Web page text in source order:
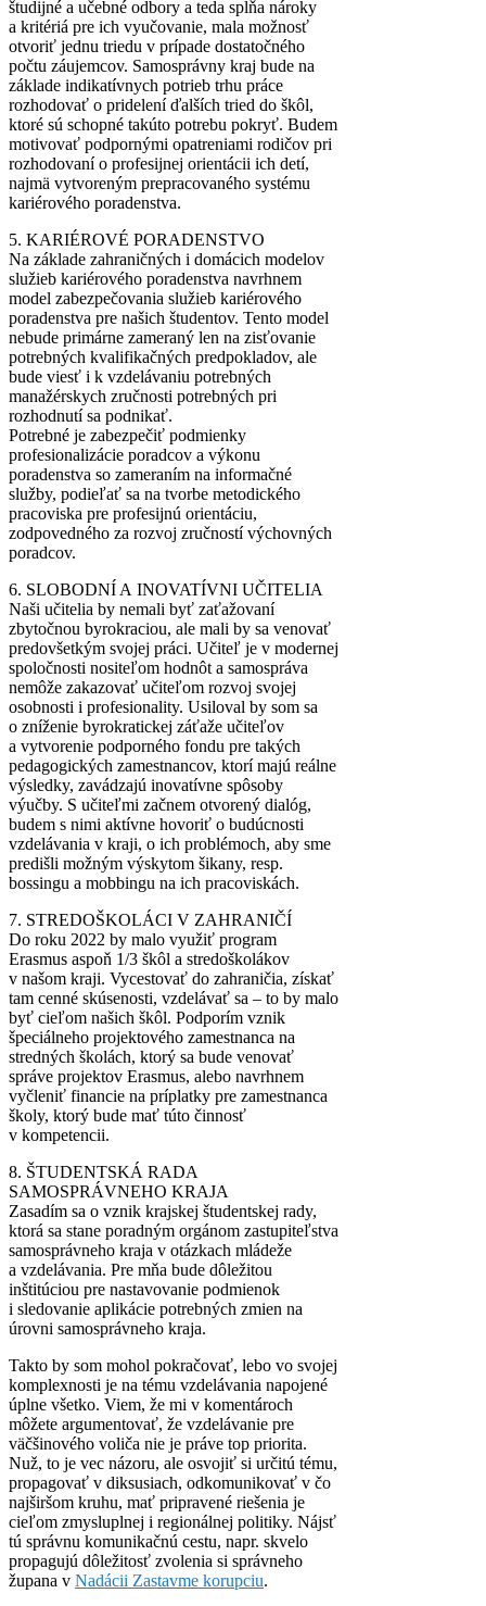
študijné a učebné odbory a teda spĺňa nároky
a kritériá pre ich vyučovanie, mala možnosť
otvoriť jednu triedu v prípade dostatočného
počtu záujemcov. Samosprávny kraj bude na
základe indikatívnych potrieb trhu práce
rozhodovať o pridelení ďalších tried do škôl,
ktoré sú schopné takúto potrebu pokryť. Budem
motivovať podpornými opatreniami rodičov pri
rozhodovaní o profesijnej orientácii ich detí,
najmä vytvoreným prepracovaného systému
kariérového poradenstva.
5. KARIÉROVÉ PORADENSTVO
Na základe zahraničných i domácich modelov
služieb kariérového poradenstva navrhnem
model zabezpečovania služieb kariérového
poradenstva pre našich študentov. Tento model
nebude primárne zameraný len na zisťovanie
potrebných kvalifikačných predpokladov, ale
bude viesť i k vzdelávaniu potrebných
manažérskych zručnosti potrebných pri
rozhodnutí sa podnikať.
Potrebné je zabezpečiť podmienky
profesionalizácie poradcov a výkonu
poradenstva so zameraním na informačné
služby, podieľať sa na tvorbe metodického
pracoviska pre profesijnú orientáciu,
zodpovedného za rozvoj zručností výchovných
poradcov.
6. SLOBODNÍ A INOVATÍVNI UČITELIA
Naši učitelia by nemali byť zaťažovaní
zbytočnou byrokraciou, ale mali by sa venovať
predovšetkým svojej práci. Učiteľ je v modernej
spoločnosti nositeľom hodnôt a samospráva
nemôže zakazovať učiteľom rozvoj svojej
osobnosti i profesionality. Usiloval by som sa
o zníženie byrokratickej záťaže učiteľov
a vytvorenie podporného fondu pre takých
pedagogických zamestnancov, ktorí majú reálne
výsledky, zavádzajú inovatívne spôsoby
výučby. S učiteľmi začnem otvorený dialóg,
budem s nimi aktívne hovoriť o budúcnosti
vzdelávania v kraji, o ich problémoch, aby sme
predišli možným výskytom šikany, resp.
bossingu a mobbingu na ich pracoviskách.
7. STREDOŠKOLÁCI V ZAHRANIČÍ
Do roku 2022 by malo využiť program
Erasmus aspoň 1/3 škôl a stredoškolákov
v našom kraji. Vycestovať do zahraničia, získať
tam cenné skúsenosti, vzdelávať sa – to by malo
byť cieľom našich škôl. Podporím vznik
špeciálneho projektového zamestnanca na
stredných školách, ktorý sa bude venovať
správe projektov Erasmus, alebo navrhnem
vyčleniť financie na príplatky pre zamestnanca
školy, ktorý bude mať túto činnosť
v kompetencii.
8. ŠTUDENTSKÁ RADA
SAMOSPRÁVNEHO KRAJA
Zasadím sa o vznik krajskej študentskej rady,
ktorá sa stane poradným orgánom zastupiteľstva
samosprávneho kraja v otázkach mládeže
a vzdelávania. Pre mňa bude dôležitou
inštitúciou pre nastavovanie podmienok
i sledovanie aplikácie potrebných zmien na
úrovni samosprávneho kraja.
Takto by som mohol pokračovať, lebo vo svojej
komplexnosti je na tému vzdelávania napojené
úplne všetko. Viem, že mi v komentároch
môžete argumentovať, že vzdelávanie pre
väčšinového voliča nie je práve top priorita.
Nuž, to je vec názoru, ale osvojiť si určitú tému,
propagovať v diksusiach, odkomunikovať v čo
najširšom kruhu, mať pripravené riešenia je
cieľom zmysluplnej i regionálnej politiky. Nájsť
tú správnu komunikačnú cestu, napr. skvelo
propagujú dôležitosť zvolenia si správneho
župana v Nadácii Zastavme korupciu.